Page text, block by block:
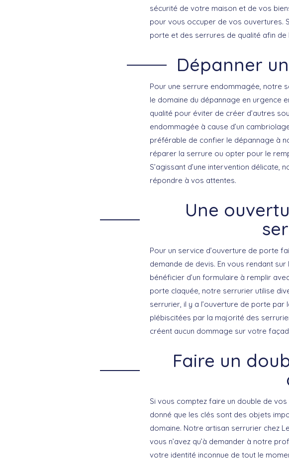
sécurité de votre maison et de vos
pour vous occuper de vos ouvertures.
porte et des serrures de qualité afin de
Dépanner
Pour une serrure endommagée, notre
le domaine du dépannage en urgence
qualité pour éviter de créer d’autres
endommagée à cause d’un
préférable de confier le dépannage à
réparer la serrure ou opter pour le
S’agissant d’une intervention
répondre à vos attentes.
Une
Pour un service d’ouverture de porte
demande de devis. En vous rendant
bénéficier d’un formulaire à remplir
porte claquée, notre serrurier utilise
serrurier, il y a l’ouverture de porte
plébiscitées par la majorité des
créent aucun dommage sur votre
Faire un
Si vous comptez faire un double de
donné que les clés sont des objets
domaine. Notre artisan serrurier chez
vous n’avez qu’à demander à notre
votre identité inconnue de tout le